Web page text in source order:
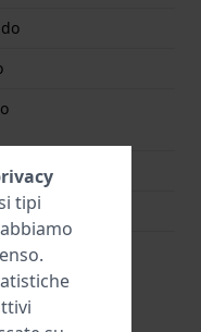
a pressione
da estrarre
tipi